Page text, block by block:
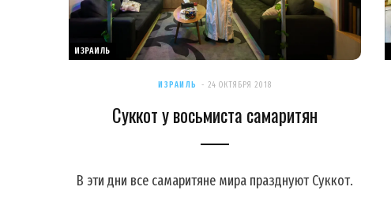
ИЗРАИЛЬ
ИЗРАИЛЬ 24 ОКТЯБРЯ 2018
Суккот у восьмиста самаритян
В эти дни все самаритяне мира празднуют Суккот.